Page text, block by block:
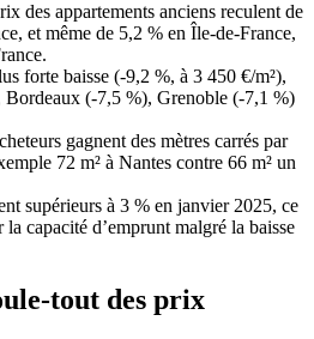
des appartements anciens reculent de
et même de 5,2 % en Île-de-France,
forte baisse (-9,2 %, à 3 450 €/m²),
(-7,5 %), Grenoble (-7,1 %)
gagnent des mètres carrés par
72 m² à Nantes contre 66 m² un
supérieurs à 3 % en janvier 2025, ce
capacité d’emprunt malgré la baisse
tout des prix